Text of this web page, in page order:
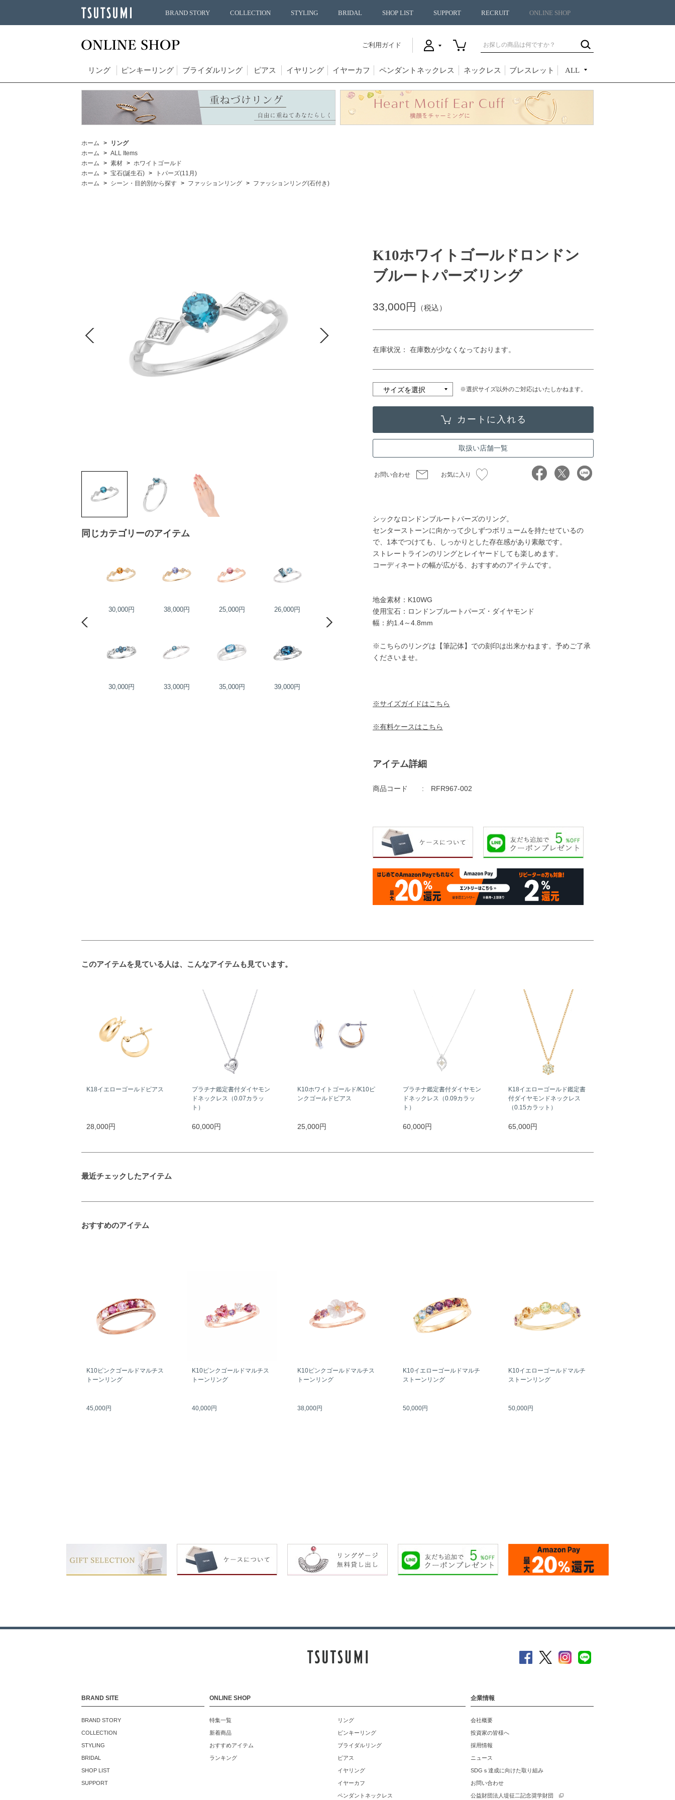
BRAND STORY COLLECTION STYLING BRIDAL SHOP LIST SUPPORT RECRUIT ONLINE SHOP
ご利用ガイド
リング ピンキーリング ブライダルリング ピアス イヤリング イヤーカフ ペンダントネックレス ネックレス ブレスレット ALL
ホーム
リング
ホーム
ALL Items
ホーム
素材
ホワイトゴールド
ホーム
宝石(誕生石)
トパーズ(11月)
ホーム
シーン・目的別から探す ファッションリング ファッションリング(石付き)
同じカテゴリーのアイテム
30,000円 38,000円 25,000円 26,000円
30,000円 33,000円 35,000円 39,000円
45,000円 50,000円 24,000円 25,000円
K10ホワイトゴールドロンドン
ブルートパーズリング
33,000円 （税込）
在庫状況： 在庫数が少なくなっております。
※選択サイズ以外のご対応はいたしかねます。
取扱い店舗一覧
お問い合わせ お気に入り
シックなロンドンブルートパーズのリング。
センターストーンに向かって少しずつボリュームを持たせているの
で、1本でつけても、しっかりとした存在感があり素敵です。
ストレートラインのリングとレイヤードしても楽しめます。
コーディネートの幅が広がる、おすすめのアイテムです。
地金素材：K10WG
使用宝石：ロンドンブルートパーズ・ダイヤモンド
幅：約1.4～4.8mm
※こちらのリングは【筆記体】での刻印は出来かねます。予めご了承
くださいませ。
※サイズガイドはこちら
※有料ケースはこちら
アイテム詳細
商品コード RFR967-002
このアイテムを見ている人は、こんなアイテムも見ています。
K18イエローゴールドピアス
28,000円
プラチナ鑑定書付ダイヤモン
ドネックレス（0.07カラッ
ト）
60,000円
K10ホワイトゴールド/K10ピ
ンクゴールドピアス
25,000円
プラチナ鑑定書付ダイヤモン
ドネックレス（0.09カラッ
ト）
60,000円
K18イエローゴールド鑑定書
付ダイヤモンドネックレス
（0.15カラット）
65,000円
最近チェックしたアイテム
おすすめのアイテム
K10ピンクゴールドマルチス
トーンリング
45,000円
K10ピンクゴールドマルチス
トーンリング
40,000円
K10ピンクゴールドマルチス
トーンリング
38,000円
K10イエローゴールドマルチ
ストーンリング
50,000円
K10イエローゴールドマルチ
ストーンリング
50,000円
BRAND SITE
BRAND STORY
COLLECTION
STYLING
BRIDAL
SHOP LIST
SUPPORT
ONLINE SHOP
特集一覧
新着商品
おすすめアイテム
ランキング
リング
ピンキーリング
ブライダルリング
ピアス
イヤリング
イヤーカフ
ペンダントネックレス
企業情報
会社概要
投資家の皆様へ
採用情報
ニュース
SDGｓ達成に向けた取り組み
お問い合わせ
公益財団法人堤征二記念奨学財団